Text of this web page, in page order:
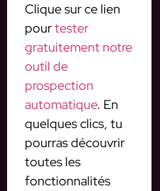
Clique sur ce lien
pourtester
gratuitement notre
outil de
prospection
automatique. En
quelques clics, tu
pourras découvrir
toutes les
fonctionnalités